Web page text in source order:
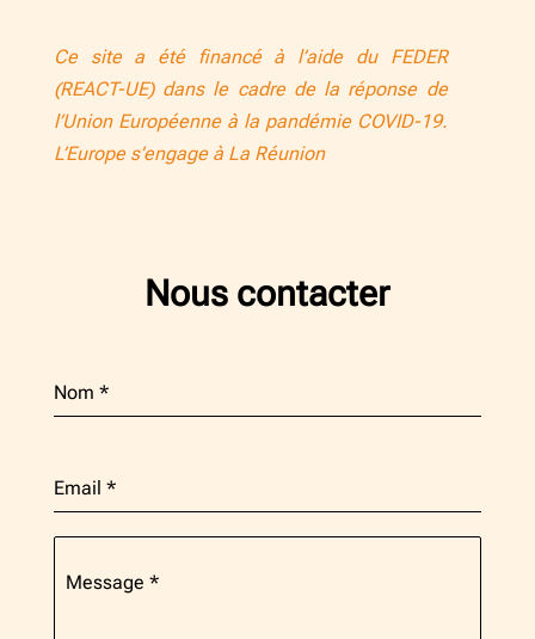
Ce site a été financé à l’aide du FEDER
(REACT-UE) dans le cadre de la réponse de
l’Union Européenne à la pandémie COVID-19.
L’Europe s’engage à La Réunion
Nous contacter
Nom *
Email *
Message *